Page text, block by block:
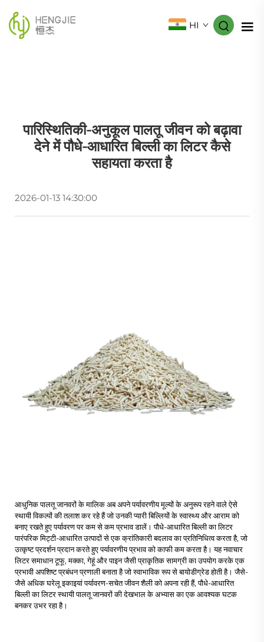
HI
पारिस्थितिकी-अनुकूल पालतू जीवन को बढ़ावा
देने में पौधे-आधारित बिल्ली का लिटर कैसे
सहायता करता है
2026-01-13 14:30:00
आधुनिक पालतू जानवरों के मालिक अब अपने पर्यावरणीय मूल्यों के अनुरूप रहने वाले ऐसे
स्थायी विकल्पों की तलाश कर रहे हैं जो उनकी प्यारी बिल्लियों के स्वास्थ्य और आराम को
बनाए रखते हुए पर्यावरण पर कम से कम प्रभाव डालें। पौधे-आधारित बिल्ली का लिटर
पारंपरिक मिट्टी-आधारित उत्पादों से एक क्रांतिकारी बदलाव का प्रतिनिधित्व करता है, जो
उत्कृष्ट प्रदर्शन प्रदान करते हुए पर्यावरणीय प्रभाव को काफी कम करता है। यह नवाचार
लिटर समाधान टूफू, मक्का, गेहूं और पाइन जैसी प्राकृतिक सामग्री का उपयोग करके एक
प्रभावी अपशिष्ट प्रबंधन प्रणाली बनाता है जो स्वाभाविक रूप से बायोडीग्रेड होती है। जैसे-
जैसे अधिक घरेलू इकाइयां पर्यावरण-सचेत जीवन शैली को अपना रही हैं, पौधे-आधारित
बिल्ली का लिटर स्थायी पालतू जानवरों की देखभाल के अभ्यास का एक आवश्यक घटक
बनकर उभर रहा है।